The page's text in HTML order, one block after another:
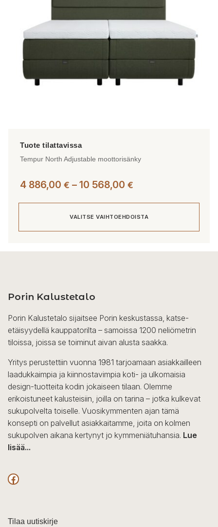
sivulla.
Tempur North Adjustable moottorisänky
4 886,00 € – 10 568,00 €
-
10
VALITSE VAIHTOEHDOISTA
muunnelma.
tehdä
valinnat
tuotteen
sivulla.
Porin Kalustetalo
Porin Kalustetalo sijaitsee Porin keskustassa, katse-
etäisyydellä kauppatorilta – samoissa 1200 neliömetrin
tiloissa, joissa se toiminut aivan alusta saakka.
Yritys perustettiin vuonna 1981 tarjoamaan asiakkailleen
laadukkaimpia ja kiinnostavimpia koti- ja ulkomaisia
design-tuotteita kodin jokaiseen tilaan. Olemme
erikoistuneet kalusteisiin, joilla on tarina – jotka kulkevat
sukupolvelta toiselle. Vuosikymmenten ajan tämä
konsepti on palvellut asiakkaitamme, joita on kolmen
sukupolven aikana kertynyt jo kymmeniätuhansia. Lue
lisää...
F
c
Tilaa uutiskirje